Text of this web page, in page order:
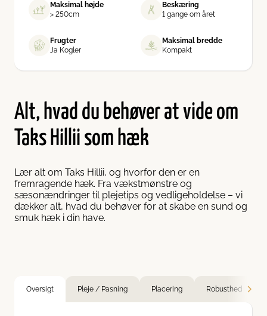
Maksimal højde
> 250cm
Beskæring
1 gange om året
Frugter
Ja Kogler
Maksimal bredde
Kompakt
Alt, hvad du behøver at vide om
Taks Hillii som hæk
Lær alt om Taks Hillii, og hvorfor den er en
fremragende hæk. Fra vækstmønstre og
sæsonændringer til plejetips og vedligeholdelse – vi
dækker alt, hvad du behøver for at skabe en sund og
smuk hæk i din have.
Oversigt Pleje / Pasning Placering Robusthed